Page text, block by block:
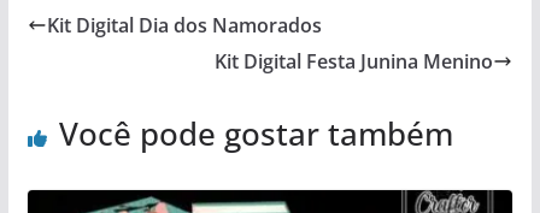
Kit Digital Dia dos Namorados
Kit Digital Festa Junina Menino
Você pode gostar também